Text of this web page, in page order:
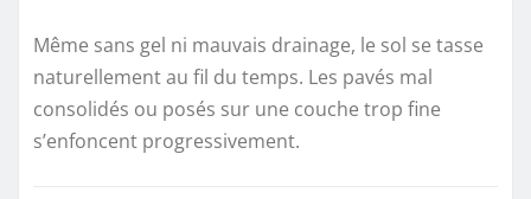
Même sans gel ni mauvais drainage, le sol se tasse
naturellement au fil du temps. Les pavés mal
consolidés ou posés sur une couche trop fine
s’enfoncent progressivement.